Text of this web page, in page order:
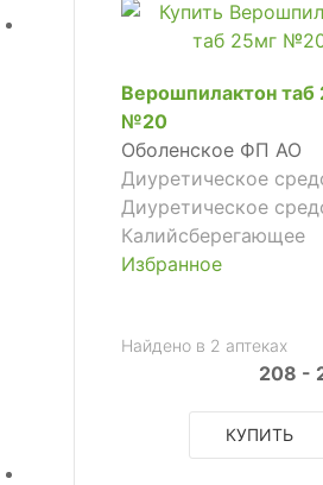
Верошпилактон таб
№20
Оболенское ФП АО
Диуретическое
Диуретическое
Калийсберегающее
Избранное
Найдено в 2 аптеках
208 -
КУПИТЬ